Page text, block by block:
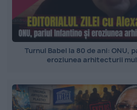
Turnul Babel la 80 de ani: ONU,
eroziunea arhitecturii